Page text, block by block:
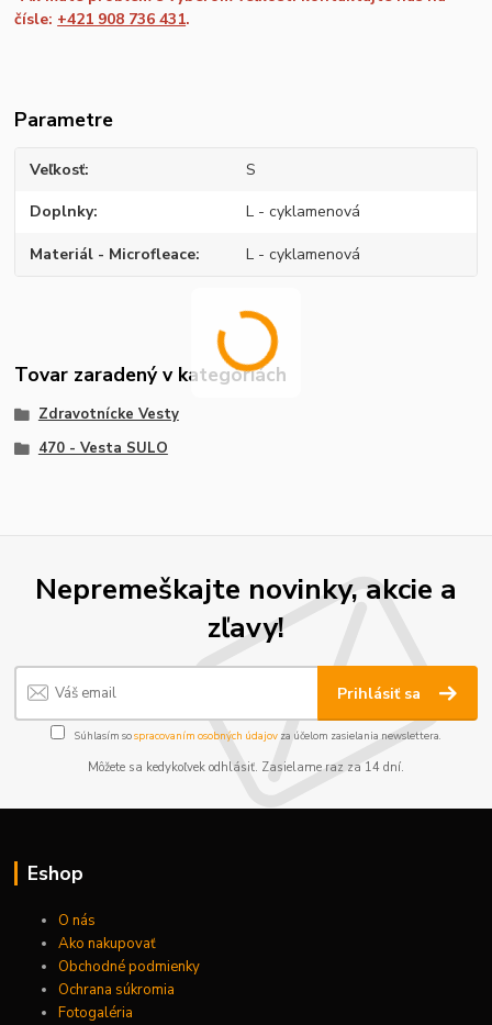
čísle: +421 908 736 431.
Parametre
Veľkosť S
Doplnky L - cyklamenová
Materiál - Microfleace L - cyklamenová
Tovar zaradený v kategóriách
Zdravotnícke Vesty
470 - Vesta SULO
Nepremeškajte novinky, akcie a
zľavy!
Prihlásiť sa
Súhlasím sospracovaním osobných údajov za účelom zasielania newslettera.
Môžete sa kedykoľvek odhlásiť. Zasielame raz za 14 dní.
Eshop
O nás
Ako nakupovať
Obchodné podmienky
Ochrana súkromia
Fotogaléria